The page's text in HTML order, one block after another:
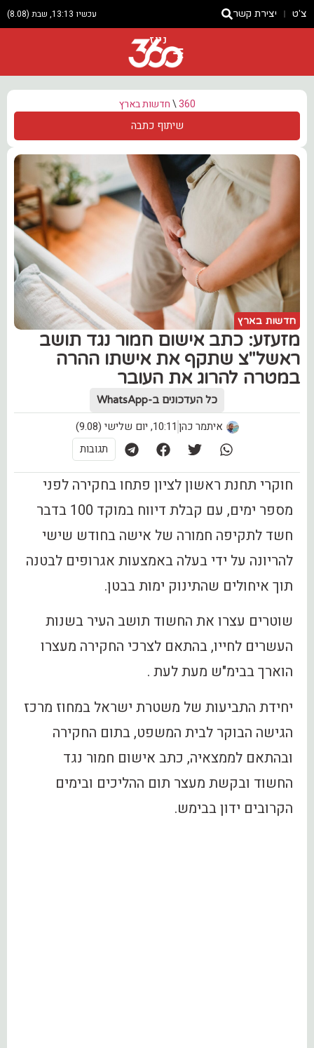
צ'ט יצירת קשר עכשיו 13:13, שבת (8.08)
ניוז
360
\חדשות בארץ
שיתוף כתבה
חדשות בארץ
מזעזע: כתב אישום חמור נגד תושב
ראשל"צ שתקף את אישתו ההרה
במטרה להרוג את העובר
כל העדכונים ב-WhatsApp
איתמר כהן 10:11, יום שלישי (9.08)
תגובות
חוקרי תחנת ראשון לציון פתחו בחקירה לפני
מספר ימים, עם קבלת דיווח במוקד 100 בדבר
חשד לתקיפה חמורה של אישה בחודש שישי
להריונה על ידי בעלה באמצעות אגרופים לבטנה
תוך איחולים שהתינוק ימות בבטן.
שוטרים עצרו את החשוד תושב העיר בשנות
העשרים לחייו, בהתאם לצרכי החקירה מעצרו
הוארך בבימ"ש מעת לעת .
יחידת התביעות של משטרת ישראל במחוז מרכז
הגישה הבוקר לבית המשפט, בתום החקירה
ובהתאם לממצאיה, כתב אישום חמור נגד
החשוד ובקשת מעצר תום ההליכים ובימים
הקרובים ידון בבימש.